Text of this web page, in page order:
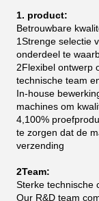
1. product:
Betrouwbare
1Strenge selectie
onderdeel te
2Flexibel ontwerp
technische team
In-house
machines om
4,100%
te zorgen dat de
verzending
2Team:
Sterke technische
Our R&D team